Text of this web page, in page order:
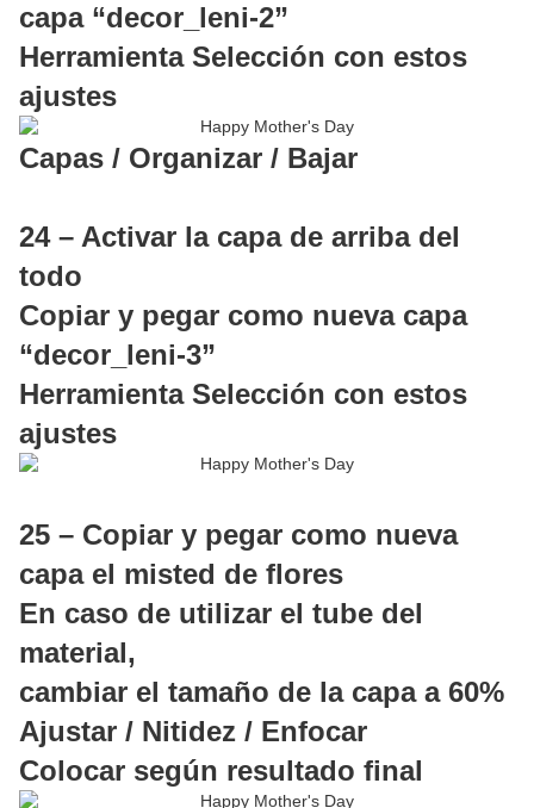
capa “decor_leni-2”
Herramienta Selección con estos
ajustes
Capas / Organizar / Bajar
24 – Activar la capa de arriba del
todo
Copiar y pegar como nueva capa
“decor_leni-3”
Herramienta Selección con estos
ajustes
25 – Copiar y pegar como nueva
capa el misted de flores
En caso de utilizar el tube del
material,
cambiar el tamaño de la capa a 60%
Ajustar / Nitidez / Enfocar
Colocar según resultado final